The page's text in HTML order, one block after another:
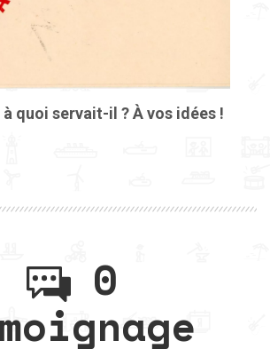
quoi servait-il ? À vos idées !
0